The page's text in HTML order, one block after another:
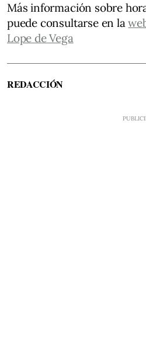
Más información sobre
puede consultarse en la
Lope de Vega
REDACCIÓN